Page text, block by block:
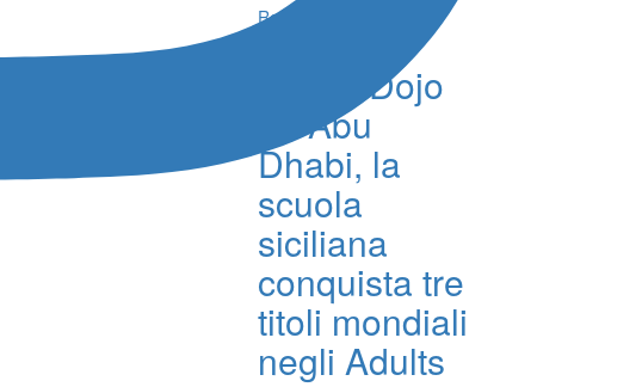
Redazione
ASD Il Dojo
ad Abu
Dhabi, la
scuola
siciliana
conquista tre
titoli mondiali
negli Adults